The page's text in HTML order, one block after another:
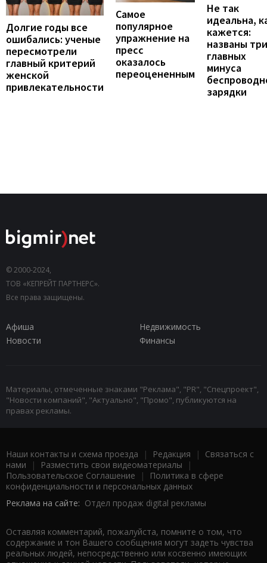
Долгие годы все
ошибались: ученые
пересмотрели
главный критерий
женской
привлекательности
Самое
популярное
упражнение на
пресс
оказалось
переоцененным
Не так
идеальна,
кажется:
названы три
главных
минуса
зарядки
© 2000-2024,
ТОВ «КЕПРЕЙТ ПАРТНЕРС».
Все права защищены.
Афиша
Недвижимость
Новости
Финансы
Материалы, отмеченные знаками "Реклама", "PR", "Спецпроект",
"Новости компаний", "Актуально", "Промо", публикуются на
правах рекламы.
Наши контакты и схема проезда | Редакция | Связаться с
нами | Разместить свои видеоматериалы |
Пользовательское Соглашение |
Политика в сфере
конфиденциальности и персональных данных
Реклама на сайте: Отдел продаж digital рекламы
Оставляя комментарий, пожалуйста, помните о том, что
содержание и тон Вашего сообщения могут задеть чувства
реальных людей, непосредственно или косвенно имеющих